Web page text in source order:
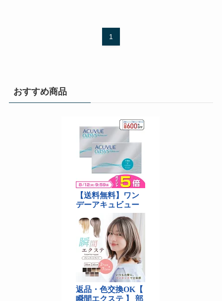
1
おすすめ商品